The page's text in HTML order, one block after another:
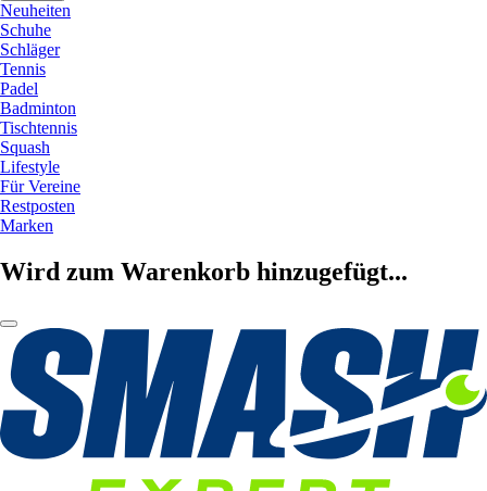
Neuheiten
Schuhe
Schläger
Tennis
Padel
Badminton
Tischtennis
Squash
Lifestyle
Für Vereine
Restposten
Marken
Wird zum Warenkorb hinzugefügt...